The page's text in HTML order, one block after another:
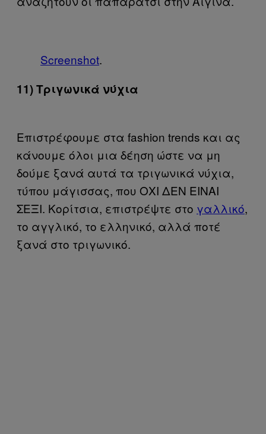
Screenshot.
11) Τριγωνικά νύχια
Επιστρέφουμε στα fashion trends και ας
κάνουμε όλοι μια δέηση ώστε να μη
δούμε ξανά αυτά τα τριγωνικά νύχια,
τύπου μάγισσας, που ΟΧΙ ΔΕΝ ΕΙΝΑΙ
ΣΕΞΙ. Κορίτσια, επιστρέψτε στο γαλλικό,
το αγγλικό, το ελληνικό, αλλά ποτέ
ξανά στο τριγωνικό.